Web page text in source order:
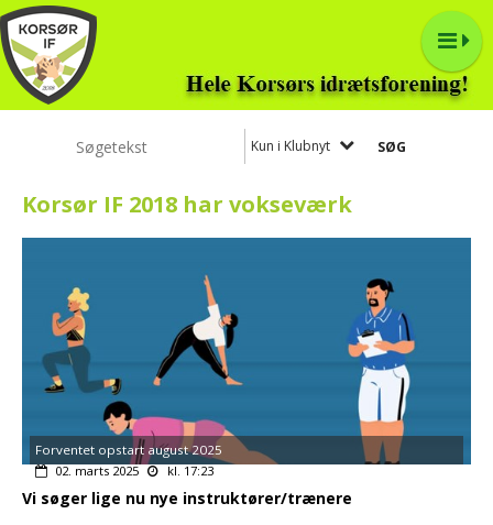
Kun i Klubnyt
Korsør IF 2018 har vokseværk
Forventet opstart august 2025
02. marts 2025
kl. 17:23
Vi søger lige nu nye instruktører/trænere